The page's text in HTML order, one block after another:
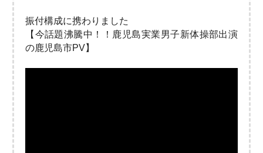
振付構成に携わりました
【今話題沸騰中！！鹿児島実業男子新体操部出演
の鹿児島市PV】